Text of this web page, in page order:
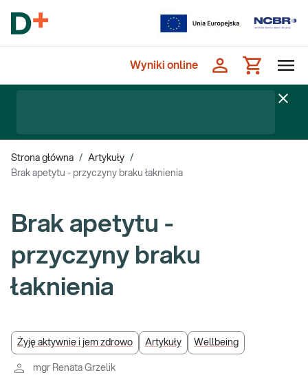
Wyniki online
Strona główna / Artykuły /
Brak apetytu - przyczyny braku łaknienia
Brak apetytu -
przyczyny braku
łaknienia
Żyję aktywnie i jem zdrowo Artykuły Wellbeing
mgr Renata Grzelik